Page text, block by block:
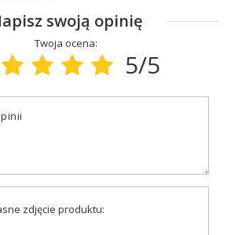
swoją opinię
Twoja ocena:
5/5
zdjęcie produktu: